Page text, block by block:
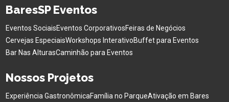
BaresSP Eventos
Eventos SociaisEventos CorporativosFeiras de Negócios
Cervejas EspeciaisWorkshops InterativoBuffet para Eventos
Bar Nas AlturasCaminhão para Eventos
Nossos Projetos
Experiência GastronômicaFamília no ParqueAtivação em Bares